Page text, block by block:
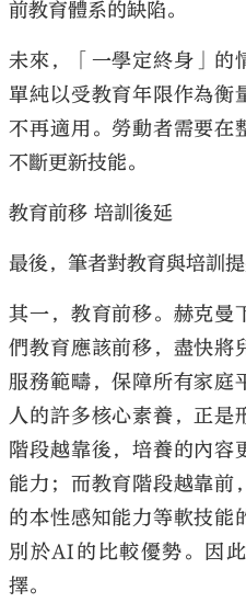
前教育體系的缺陷。
未來，「一學定終身」的
單純以受教育年限作為衡
不再適用。勞動者需要在
不斷更新技能。
教育前移 培訓後延
最後，筆者對教育與培訓提
其一，教育前移。赫克曼
們教育應該前移，盡快將
服務範疇，保障所有家庭
人的許多核心素養，正是
階段越靠後，培養的內容
能力；而教育階段越靠前
的本性感知能力等軟技能
別於AI的比較優勢。因
擇。